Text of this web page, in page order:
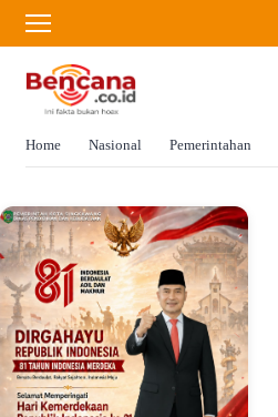
Home Nasional Pemerintahan